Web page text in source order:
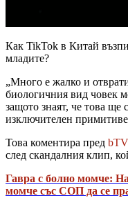
Как TikTok в Китай
младите?
„Много е жалко и
биологичния вид човек
защото знаят, че това ще
изключителен
Това коментира пред bTV
след скандалния клип,
Гавра с болно момче:
момче със СОП да се